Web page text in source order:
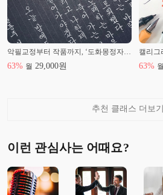
63% 월 29,000원 63% 월
추천 클래스 더보기
이런 관심사는 어때요?